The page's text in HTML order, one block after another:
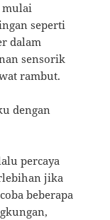
mulai
seperti
dalam
sensorik
rambut.
dengan
percaya
jika
beberapa